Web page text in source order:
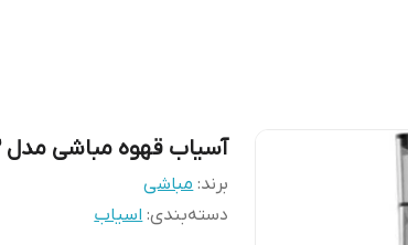
آسیاب قهوه مباشی مدل ME-CG2302
برند: مباشی
دسته‌بندی:اسیاب